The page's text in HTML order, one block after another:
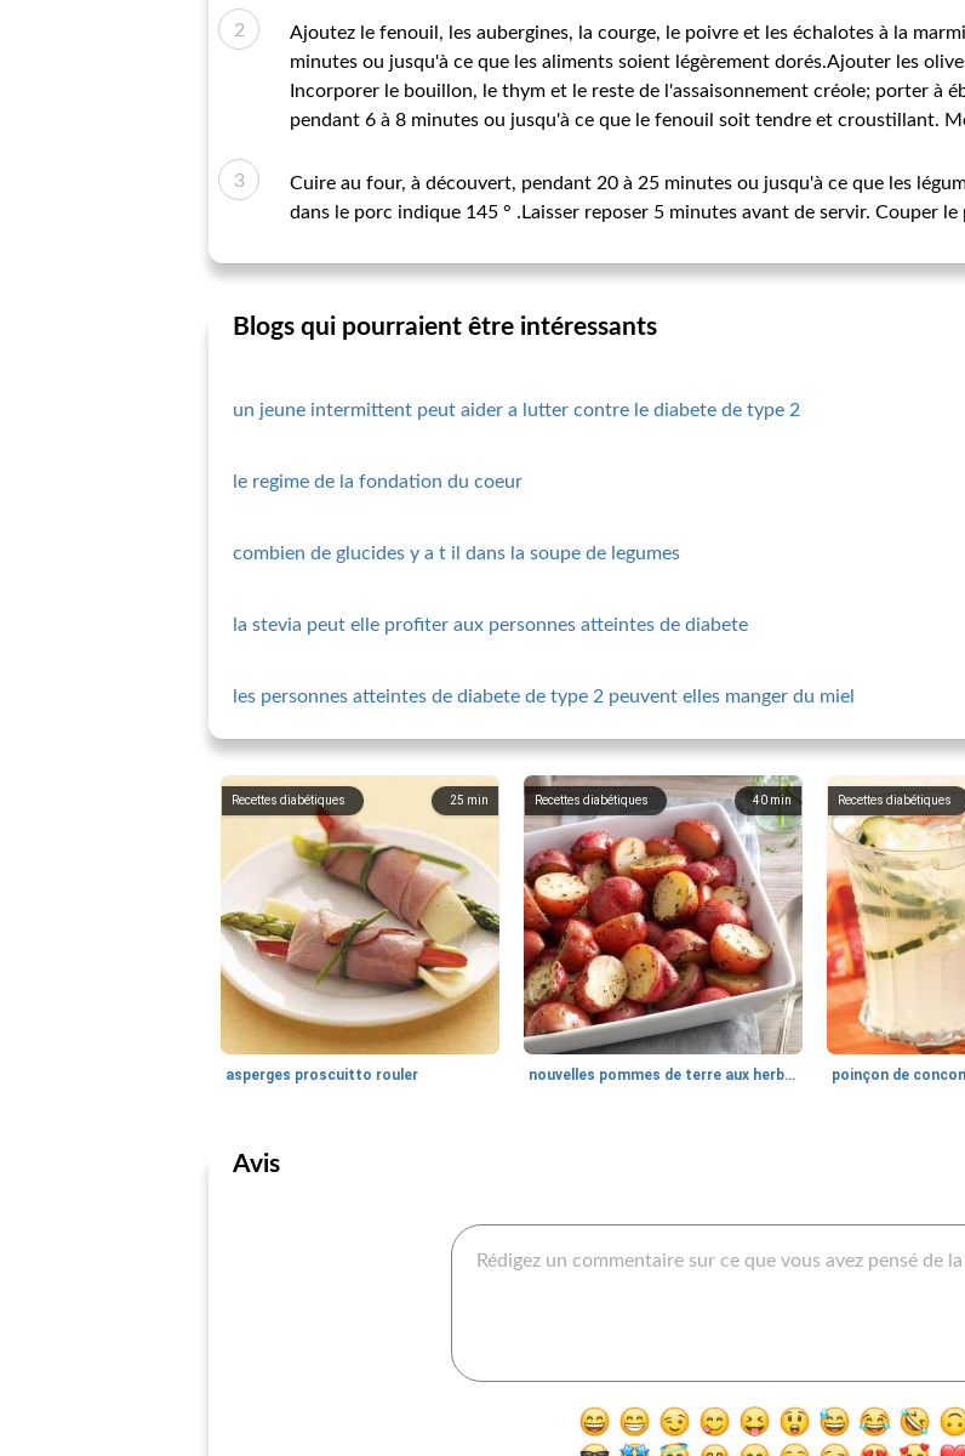
Ajoutez le fenouil, les aubergines, la courge, le poivre et les échalotes à la
minutes ou jusqu'à ce que les aliments soient légèrement dorés.Ajouter les
Incorporer le bouillon, le thym et le reste de l'assaisonnement créole; porter à
pendant 6 à 8 minutes ou jusqu'à ce que le fenouil soit tendre et croustillant.
Cuire au four, à découvert, pendant 20 à 25 minutes ou jusqu'à ce que les
dans le porc indique 145 ° .Laisser reposer 5 minutes avant de servir. Couper
Blogs qui pourraient être intéressants
un jeune intermittent peut aider a lutter contre le diabete de type 2
le regime de la fondation du coeur
combien de glucides y a t il dans la soupe de legumes
la stevia peut elle profiter aux personnes atteintes de diabete
les personnes atteintes de diabete de type 2 peuvent elles manger du miel
25 min
Recettes diabétiques
asperges proscuitto rouler
40 min
Recettes diabétiques
nouvelles pommes de terre aux herbes
Recettes diabétiques
poinçon de
Avis